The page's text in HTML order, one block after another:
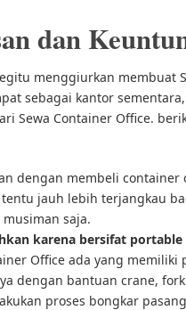
dan
menggiurkan membuat
sebagai kantor
Sewa Container Office.
dengan membeli
jauh lebih terjangkau
saja.
karena bersifat portable
Office ada yang
dengan bantuan crane,
proses bongkar